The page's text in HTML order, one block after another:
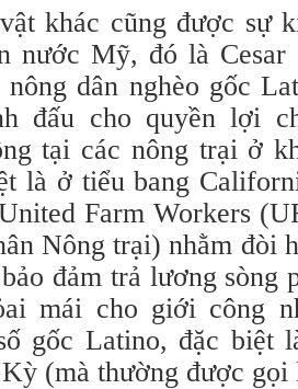
khác cũng được sự
nước Mỹ, đó là
dân nghèo gốc
đấu cho quyền lợi
tại các nông trại ở
là ở tiểu bang
Farm Workers
Nông trại) nhằm đòi
đảm trả lương sòng
mái cho giới công
gốc Latino, đặc biệt
(mà thường được gọi